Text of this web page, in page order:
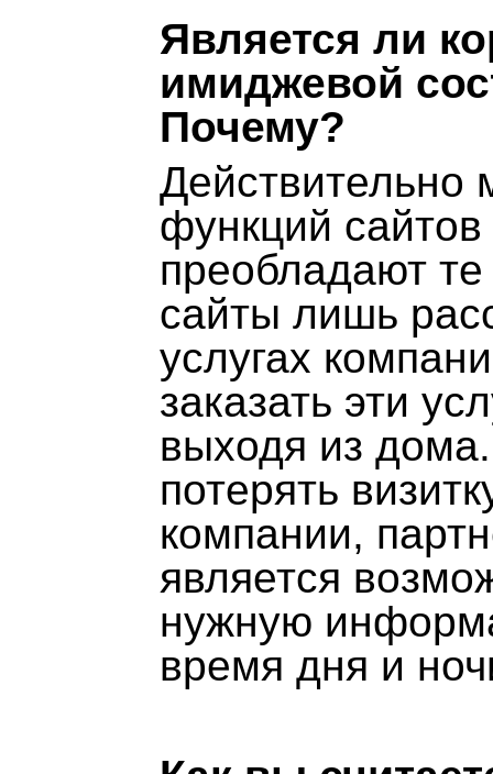
Является ли
имиджевой
Почему?
Действительно
функций
преобладают
сайты лишь
услугах
заказать эти
выходя из
потерять
компании,
является
нужную
время дня и